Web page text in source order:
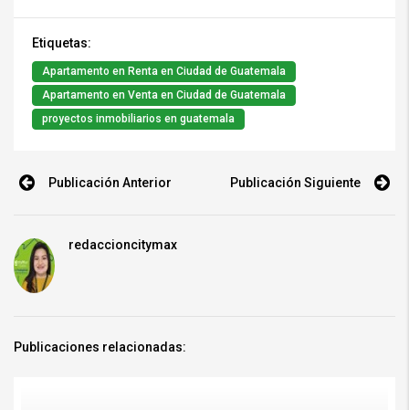
Etiquetas:
Apartamento en Renta en Ciudad de Guatemala
Apartamento en Venta en Ciudad de Guatemala
proyectos inmobiliarios en guatemala
Publicación Anterior Publicación Siguiente
redaccioncitymax
Publicaciones relacionadas: